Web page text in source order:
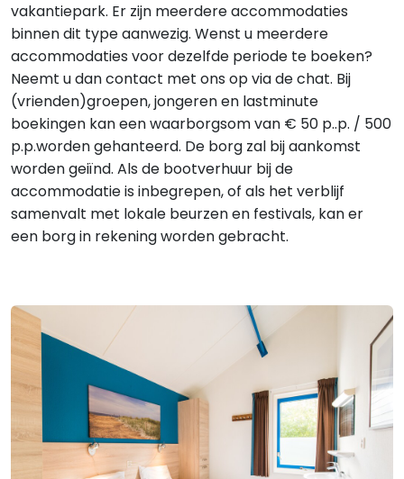
vakantiepark. Er zijn meerdere accommodaties
binnen dit type aanwezig. Wenst u meerdere
accommodaties voor dezelfde periode te boeken?
Neemt u dan contact met ons op via de chat. Bij
(vrienden)groepen, jongeren en lastminute
boekingen kan een waarborgsom van € 50 p..p. / 500
p.p.worden gehanteerd. De borg zal bij aankomst
worden geiïnd. Als de bootverhuur bij de
accommodatie is inbegrepen, of als het verblijf
samenvalt met lokale beurzen en festivals, kan er
een borg in rekening worden gebracht.